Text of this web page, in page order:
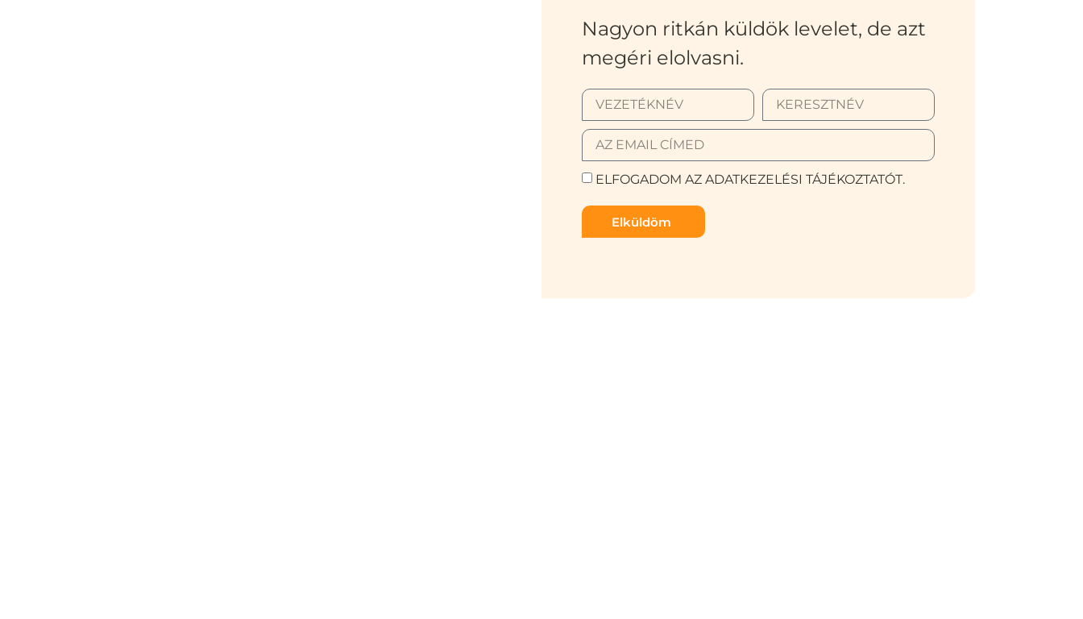
Nagyon ritkán küldök levelet, de azt
megéri elolvasni.
ELFOGADOM AZ ADATKEZELÉSI TÁJÉKOZTATÓT.
Elküldöm